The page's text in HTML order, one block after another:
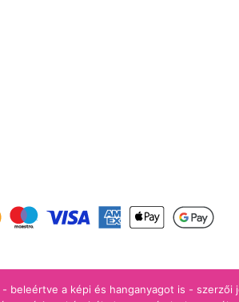
adomány/támogatás
beleértve a képi és hanganyagot is -